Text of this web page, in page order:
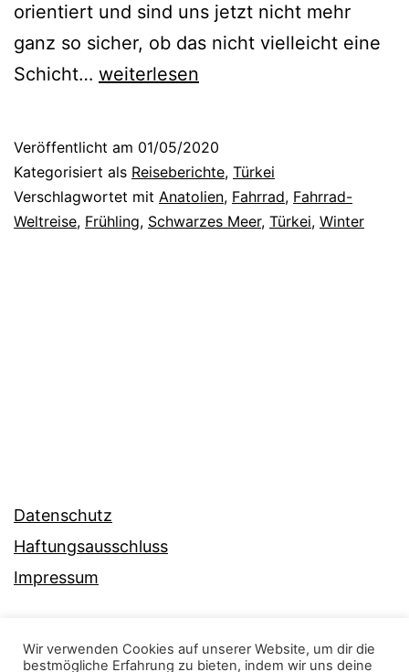
orientiert und sind uns jetzt nicht mehr
ganz so sicher, ob das nicht vielleicht eine
Schicht… Türkei
oder:
Teşekkür
ederim,
weiterlesen
Veröffentlicht am 01/05/2020
Kategorisiert als Reiseberichte, Türkei
Verschlagwortet mit Anatolien, Fahrrad, Fahrrad-
Weltreise, Frühling, Schwarzes Meer, Türkei, Winter
Datenschutz
Haftungsausschluss
Impressum
Wir verwenden Cookies auf unserer Website, um dir die
bestmögliche Erfahrung zu bieten, indem wir uns deine